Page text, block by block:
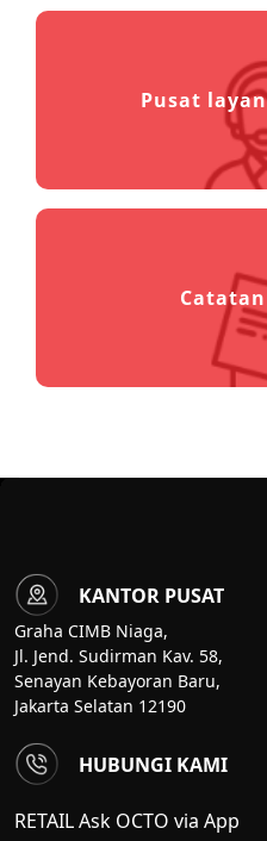
Pusat
KANTOR PUSAT
Graha CIMB Niaga,
Jl. Jend. Sudirman Kav. 58,
Senayan Kebayoran Baru,
Jakarta Selatan 12190
HUBUNGI KAMI
RETAIL Ask OCTO via App